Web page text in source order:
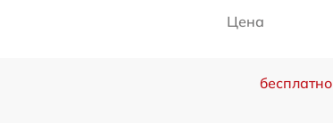
Цена
бесплатно